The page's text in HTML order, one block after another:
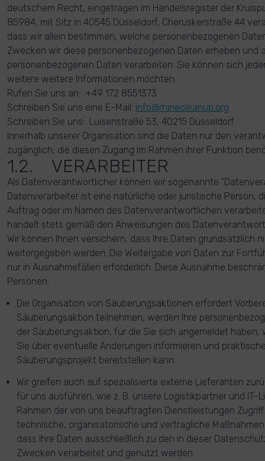
deutschem Recht, eingetragen im Handelsregister der
85984, mit Sitz in 40545 Düsseldorf, Cheruskerstraße 44
dass wir allein bestimmen, welche personenbezogenen
Zwecken wir diese personenbezogenen Daten erheben und
personenbezogenen Daten verarbeiten. Sie können sich
weitere weitere Informationen möchten.
Rufen Sie uns an: +49 172 8551373
Schreiben Sie uns eine E-Mail: info@rhinecleanup.org
Schreiben Sie uns: Luisenstraße 53, 40215 Düsseldorf
Innerhalb unserer Organisation sind die Daten nur den
zugänglich, die diesen Zugang im Rahmen ihrer Funktion
1.2. VERARBEITER
Als Datenverantwortlicher können wir sogenannte
Datenverarbeiter ist eine natürliche oder juristische Person,
Auftrag oder im Namen des Datenverantwortlichen
handelt stets gemäß den Anweisungen des
Wir können Ihnen versichern, dass Ihre Daten grundsätzlich
weitergegeben werden. Die Weitergabe von Daten zur
nur in Ausnahmefällen erforderlich. Diese Ausnahme
Personen:
Die Organisation von Säuberungsaktionen erfordert
Säuberungsaktion teilnehmen, werden Ihre
der Säuberungsaktion, für die Sie sich angemeldet
Sie über eventuelle Änderungen informieren und
Säuberungsprojekt bereitstellen kann.
Wir greifen auch auf spezialisierte externe Lieferanten
für uns ausführen, wie z. B. unsere Logistikpartner und IT-
Rahmen der von uns beauftragten Dienstleistungen
technische, organisatorische und vertragliche
dass Ihre Daten ausschließlich zu den in dieser
Zwecken verarbeitet und genutzt werden.